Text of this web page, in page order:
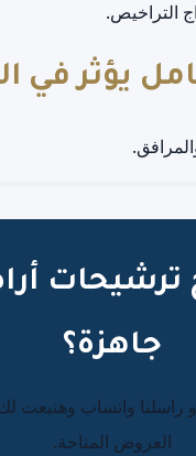
التراخيص.
يؤثر في
ترشيحات
جاهزة؟
راسلنا واتساب وهنبعت
العروض المتاحة.